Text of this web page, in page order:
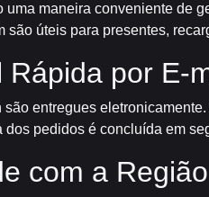
maneira conveniente de
são úteis para presentes,
Rápida por E-
entregues
dos pedidos é concluída em
com a